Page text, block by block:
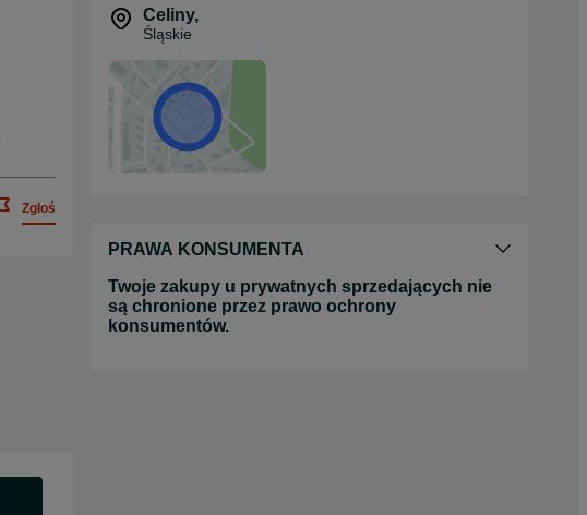
Zgłoś
Celiny,
Śląskie
PRAWA KONSUMENTA
Twoje zakupy u prywatnych sprzedających nie
są chronione przez prawo ochrony
konsumentów.